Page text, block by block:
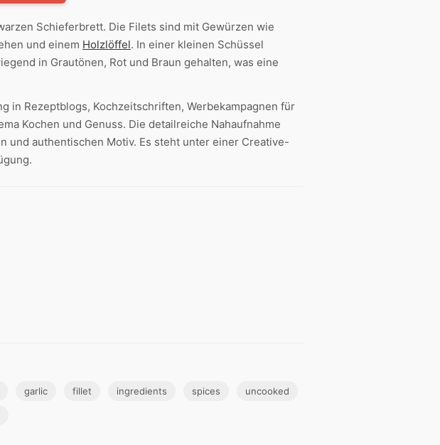
Schieferbrett. Die Filets sind mit Gewürzen wie
und einem Holzlöffel. In einer kleinen Schüssel
in Grautönen, Rot und Braun gehalten, was eine
in Rezeptblogs, Kochzeitschriften, Werbekampagnen für
Kochen und Genuss. Die detailreiche Nahaufnahme
und authentischen Motiv. Es steht unter einer Creative-
garlic fillet ingredients spices uncooked